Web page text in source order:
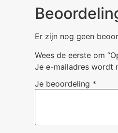
Er zijn nog geen
Wees de eerste om
Je e-mailadres wordt
Je beoordeling *